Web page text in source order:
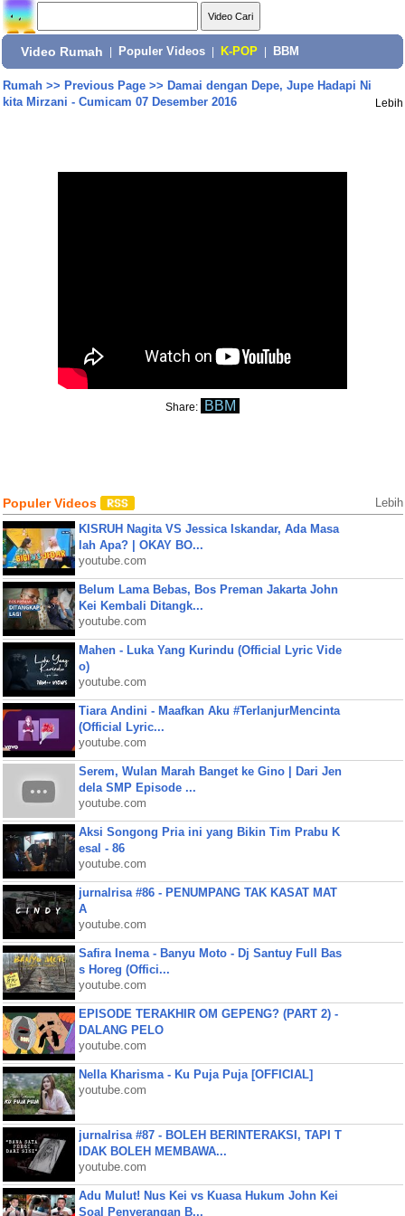
Video Rumah Populer Videos K-POP BBM
Rumah>> Previous Page>> Damai dengan Depe, Jupe Hadapi Ni
kita Mirzani - Cumicam 07 Desember 2016
Lebih
Share: BBM
Populer Videos Lebih
KISRUH Nagita VS Jessica Iskandar, Ada Masa
lah Apa? | OKAY BO...
youtube.com
Belum Lama Bebas, Bos Preman Jakarta John
Kei Kembali Ditangk...
youtube.com
Mahen - Luka Yang Kurindu (Official Lyric Vide
o)
youtube.com
Tiara Andini - Maafkan Aku #TerlanjurMencinta
(Official Lyric...
youtube.com
Serem, Wulan Marah Banget ke Gino | Dari Jen
dela SMP Episode ...
youtube.com
Aksi Songong Pria ini yang Bikin Tim Prabu K
esal - 86
youtube.com
jurnalrisa #86 - PENUMPANG TAK KASAT MAT
A
youtube.com
Safira Inema - Banyu Moto - Dj Santuy Full Bas
s Horeg (Offici...
youtube.com
EPISODE TERAKHIR OM GEPENG? (PART 2) -
DALANG PELO
youtube.com
Nella Kharisma - Ku Puja Puja [OFFICIAL]
youtube.com
jurnalrisa #87 - BOLEH BERINTERAKSI, TAPI T
IDAK BOLEH MEMBAWA...
youtube.com
Adu Mulut! Nus Kei vs Kuasa Hukum John Kei
Soal Penyerangan B...